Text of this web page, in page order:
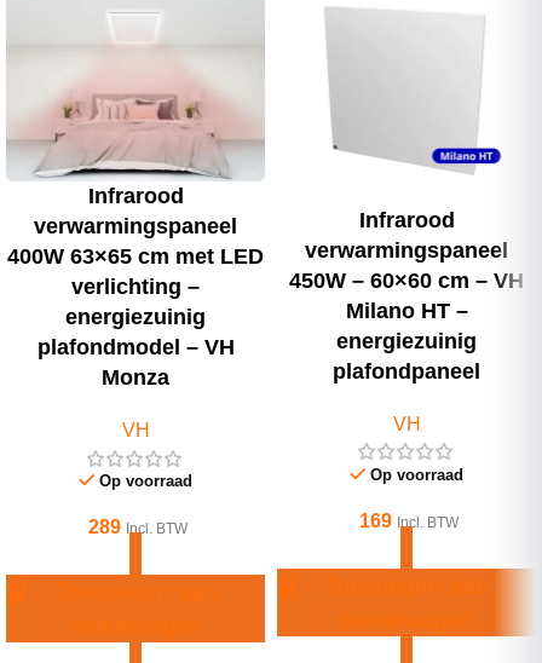
Infrarood
verwarmingspaneel
400W 63×65 cm met LED
verlichting –
energiezuinig
plafondmodel – VH
Monza
VH
Op voorraad
289 Incl. BTW
Infrarood
verwarmingspaneel
450W – 60×60 cm – VH
Milano HT –
energiezuinig
plafondpaneel
VH
Op voorraad
169 Incl. BTW